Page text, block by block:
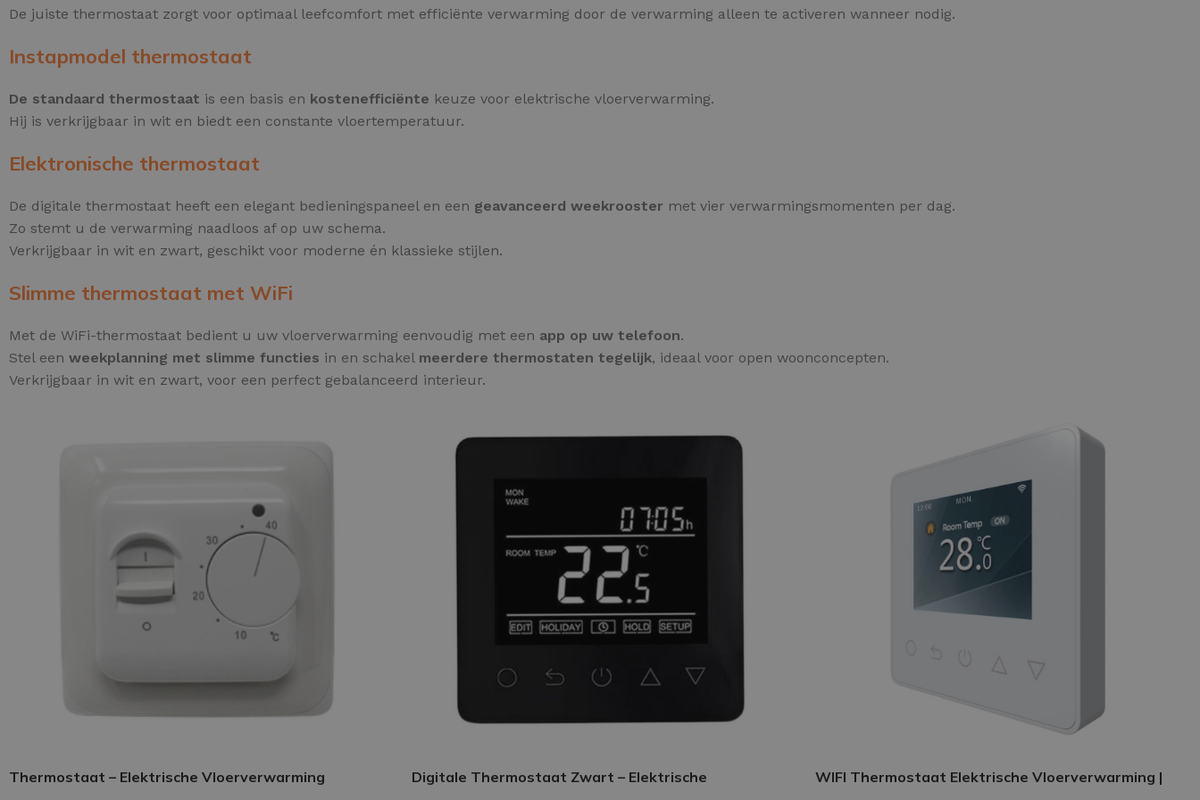
De juiste thermostaat zorgt voor optimaal leefcomfort met efficiënte verwarming door de verwarming alleen te activeren wanneer nodig.
Instapmodel thermostaat
De standaard thermostaat is een basis en kostenefficiënte keuze voor elektrische vloerverwarming.
Hij is verkrijgbaar in wit en biedt een constante vloertemperatuur.
Elektronische thermostaat
De digitale thermostaat heeft een elegant bedieningspaneel en een geavanceerd weekrooster met vier verwarmingsmomenten per dag.
Zo stemt u de verwarming naadloos af op uw schema.
Verkrijgbaar in wit en zwart, geschikt voor moderne én klassieke stijlen.
Slimme thermostaat met WiFi
Met de WiFi-thermostaat bedient u uw vloerverwarming eenvoudig met een app op uw telefoon.
Stel een weekplanning met slimme functies in en schakel meerdere thermostaten tegelijk, ideaal voor open woonconcepten.
Verkrijgbaar in wit en zwart, voor een perfect gebalanceerd interieur.
Thermostaat – Elektrische Vloerverwarming
Digitale Thermostaat Zwart – Elektrische
WIFI Thermostaat Elektrische Vloerverwarming |